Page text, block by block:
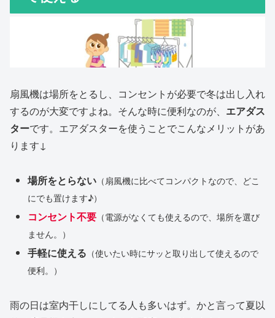
扇風機は場所をとるし、コンセントが必要で冬は出し入れ
するのが大変ですよね。そんな時に便利なのが、 エアダス
ターです。エアダスターを使うことでこんなメリットがあ
ります↓
場所をとらない （扇風機に比べてコンパクトなので、どこ
にでも置けます♪）
コンセント不要 （電源がなくても使えるので、場所を選び
ません。）
手軽に使える （使いたい時にサッと取り出して使えるので
便利。）
雨の日は室内干しにしてる人も多いはず。かと言って夏以